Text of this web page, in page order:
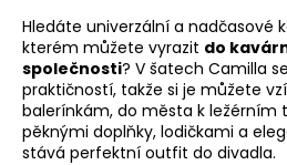
Hledáte univerzální a nadčasové
kterém můžete vyrazit do
společnosti? V šatech Camilla
praktičností, takže si je můžete
balerínkám, do města k ležérním
pěknými doplňky, lodičkami a
stává perfektní outfit do divadla.